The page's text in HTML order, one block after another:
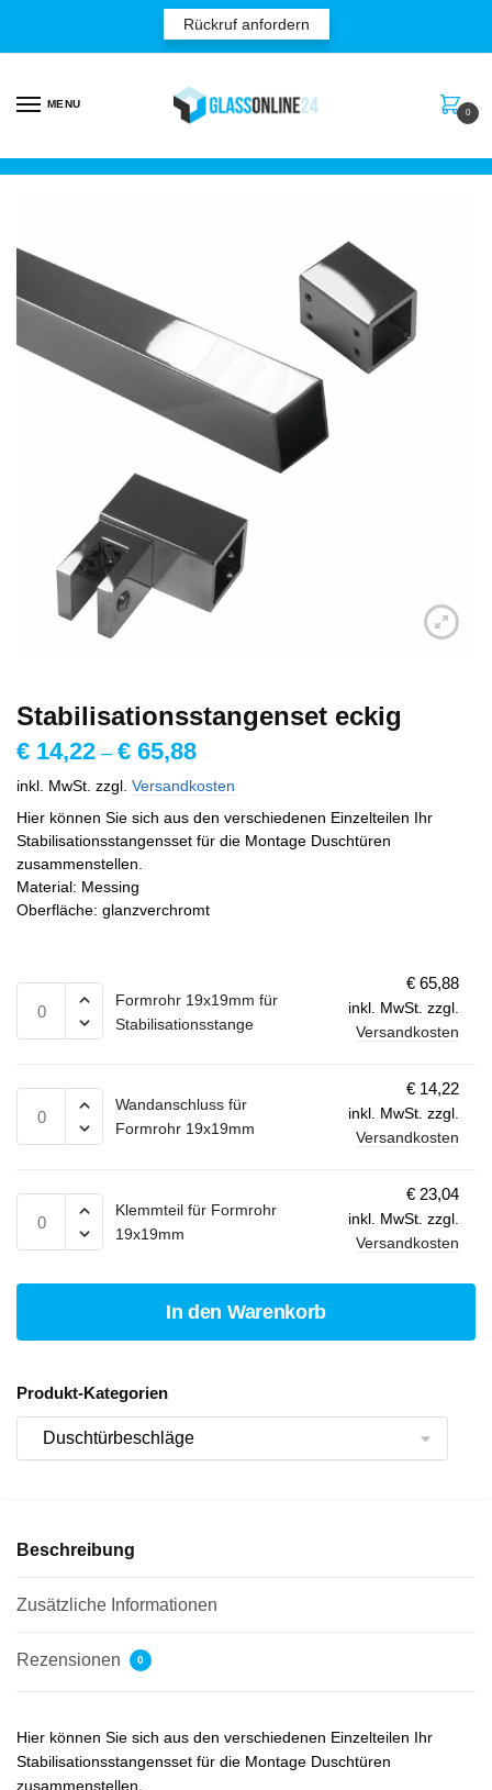
Rückruf anfordern
MENU
0
Stabilisationsstangenset eckig
€ 14,22 – € 65,88
inkl. MwSt. zzgl. Versandkosten
Hier können Sie sich aus den verschiedenen Einzelteilen Ihr
Stabilisationsstangensset für die Montage Duschtüren
zusammenstellen.
Material: Messing
Oberfläche: glanzverchromt
Formrohr 19x19mm für
Stabilisationsstange
€ 65,88
inkl. MwSt. zzgl.
Versandkosten
Wandanschluss für
Formrohr 19x19mm
€ 14,22
inkl. MwSt. zzgl.
Versandkosten
Klemmteil für Formrohr
19x19mm
€ 23,04
inkl. MwSt. zzgl.
Versandkosten
In den Warenkorb
Produkt-Kategorien
Beschreibung
Zusätzliche Informationen
Rezensionen 0
Hier können Sie sich aus den verschiedenen Einzelteilen Ihr
Stabilisationsstangensset für die Montage Duschtüren
zusammenstellen.